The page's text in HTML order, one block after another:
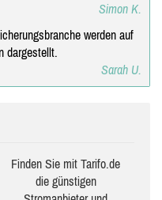
Simon K.
werden auf
dargestellt.
Sarah U.
Finden Sie mit Tarifo.de
die güns­ti­gen